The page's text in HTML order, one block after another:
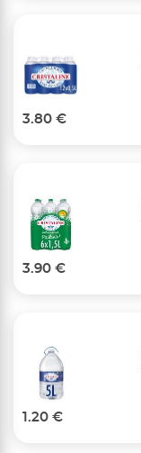
3.80 €
3.90 €
1.20 €